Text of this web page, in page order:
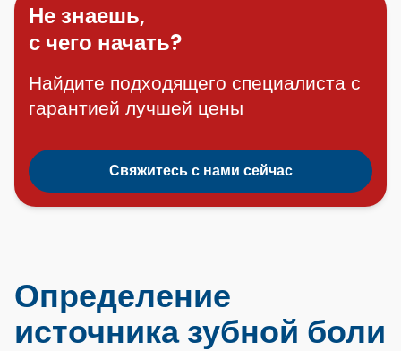
Не знаешь,
с чего начать?
Найдите подходящего специалиста с
гарантией лучшей цены
Свяжитесь с нами сейчас
Определение
источника зубной боли